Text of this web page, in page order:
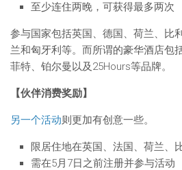
至少连住两晚，可获得最多两次
参与国家包括英国、德国、荷兰、比
兰和匈牙利等。而所谓的豪华酒店包
菲特、铂尔曼以及25Hours等品牌。
【伙伴消费奖励】
另一个活动则更加有创意一些。
限居住地在英国、法国、荷兰、
需在5月7日之前注册并参与活动